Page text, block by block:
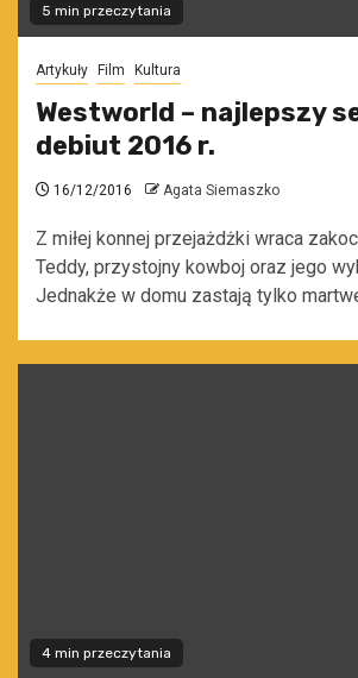
5 min przeczytania
Artykuły Film Kultura
Westworld – najlepszy
debiut 2016 r.
16/12/2016 Agata Siemaszko
Z miłej konnej przejażdżki wraca
Teddy, przystojny kowboj oraz jego
Jednakże w domu zastają tylko
4 min przeczytania